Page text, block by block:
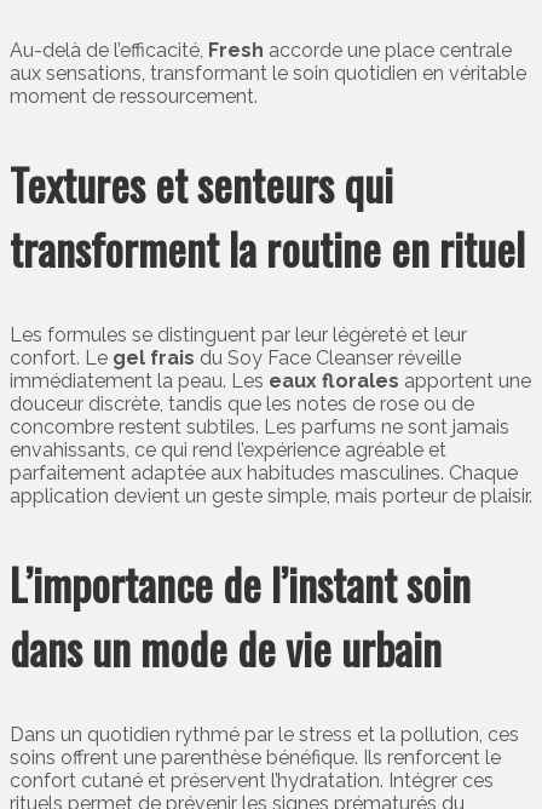
Au-delà de l’efficacité, Fresh accorde une place centrale
aux sensations, transformant le soin quotidien en véritable
moment de ressourcement.
Textures et senteurs qui
transforment la routine en rituel
Les formules se distinguent par leur légèreté et leur
confort. Le gel frais du Soy Face Cleanser réveille
immédiatement la peau. Les eaux florales apportent une
douceur discrète, tandis que les notes de rose ou de
concombre restent subtiles. Les parfums ne sont jamais
envahissants, ce qui rend l’expérience agréable et
parfaitement adaptée aux habitudes masculines. Chaque
application devient un geste simple, mais porteur de plaisir.
L’importance de l’instant soin
dans un mode de vie urbain
Dans un quotidien rythmé par le stress et la pollution, ces
soins offrent une parenthèse bénéfique. Ils renforcent le
confort cutané et préservent l’hydratation. Intégrer ces
rituels permet de prévenir les signes prématurés du